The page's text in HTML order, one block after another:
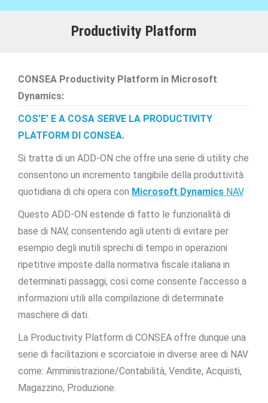
Productivity Platform
CONSEA Productivity Platform in Microsoft
Dynamics:
COS’E’ E A COSA SERVE LA PRODUCTIVITY
PLATFORM DI CONSEA.
Si tratta di un ADD-ON che offre una serie di utility che
consentono un incremento tangibile della produttività
quotidiana di chi opera con Microsoft Dynamics NAV.
Questo ADD-ON estende di fatto le funzionalità di
base di NAV, consentendo agli utenti di evitare per
esempio degli inutili sprechi di tempo in operazioni
ripetitive imposte dalla normativa fiscale italiana in
determinati passaggi, così come consente l’accesso a
informazioni utili alla compilazione di determinate
maschere di dati.
La Productivity Platform di CONSEA offre dunque una
serie di facilitazioni e scorciatoie in diverse aree di NAV
come: Amministrazione/Contabilità, Vendite, Acquisti,
Magazzino, Produzione.